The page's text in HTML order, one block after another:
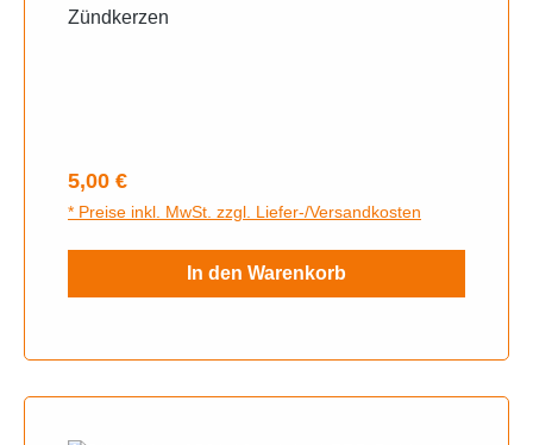
Zündkerzen
Regulärer Preis:
5,00 €
* Preise inkl. MwSt. zzgl. Liefer-/Versandkosten
In den Warenkorb